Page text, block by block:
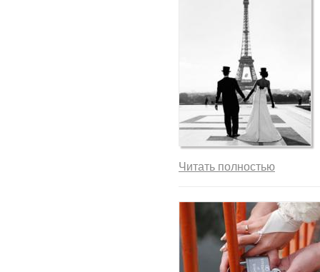
Читать полностью